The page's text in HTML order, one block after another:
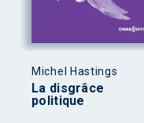
Michel Hastings
La disgrâce
politique